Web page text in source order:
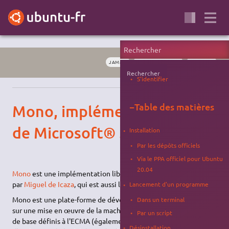
JAMMY PROGRAMMATION WINDOWS
Mono, implémentation libre
de Microsoft® .NET™
Monoest une implémentation libre de Microsoft .NET initiée
parMiguel de Icaza, qui est aussi le fondateur deGNOME.
Mono est une plate-forme de développement complète basée
sur une mise en œuvre de la machine virtuelle .NET et des
de base définis à l'ECMA (également normes ISO). Elle permet
Rechercher
S'identifier
−Table des matières
Installation
Par les dépôts officiels
Via le PPA officiel pour Ubuntu
20.04
Lancement d'un programme
Dans un terminal
Par un script